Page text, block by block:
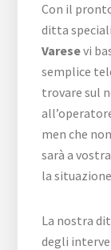
Con il
ditta
Varesevi
semplice
trovare sul
men che
sarà a
la
La nostra
degli